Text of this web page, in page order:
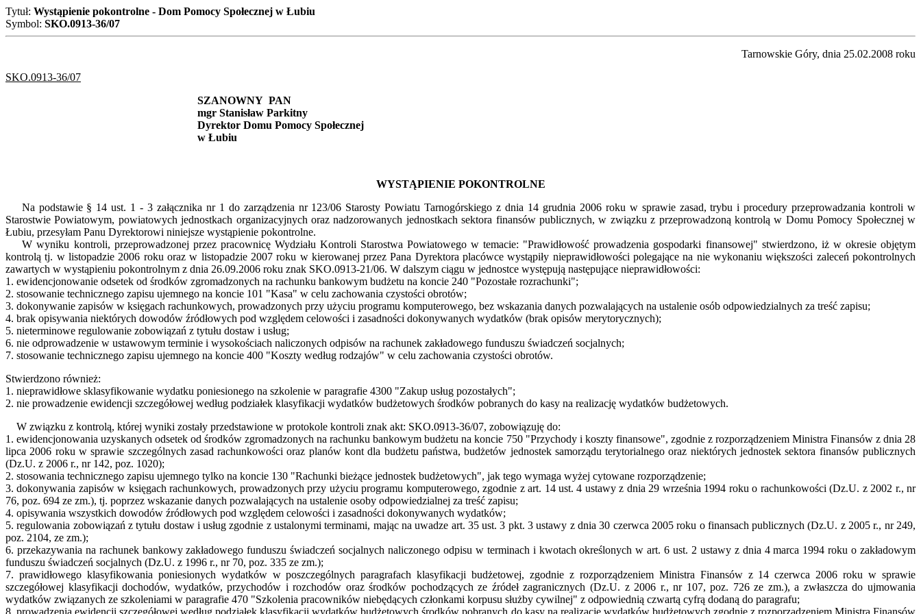
Tytuł: Wystąpienie pokontrolne - Dom Pomocy Społecznej w Łubiu
Symbol: SKO.0913-36/07
Tarnowskie Góry, dnia 25.02.2008 roku
SKO.0913-36/07
SZANOWNY PAN
mgr Stanisław Parkitny
Dyrektor Domu Pomocy Społecznej
w Łubiu
WYSTĄPIENIE POKONTROLNE
Na podstawie § 14 ust. 1 - 3 załącznika nr 1 do zarządzenia nr 123/06 Starosty Powiatu Tarnogórskiego z dnia 14 grudnia 2006 roku w sprawie zasad, trybu i procedury przeprowadzania kontroli w
Starostwie Powiatowym, powiatowych jednostkach organizacyjnych oraz nadzorowanych jednostkach sektora finansów publicznych, w związku z przeprowadzoną kontrolą w Domu Pomocy Społecznej w
Łubiu, przesyłam Panu Dyrektorowi niniejsze wystąpienie pokontrolne.
W wyniku kontroli, przeprowadzonej przez pracownicę Wydziału Kontroli Starostwa Powiatowego w temacie: "Prawidłowość prowadzenia gospodarki finansowej" stwierdzono, iż w okresie objętym
kontrolą tj. w listopadzie 2006 roku oraz w listopadzie 2007 roku w kierowanej przez Pana Dyrektora placówce wystąpiły nieprawidłowości polegające na nie wykonaniu większości zaleceń pokontrolnych
zawartych w wystąpieniu pokontrolnym z dnia 26.09.2006 roku znak SKO.0913-21/06. W dalszym ciągu w jednostce występują następujące nieprawidłowości:
1. ewidencjonowanie odsetek od środków zgromadzonych na rachunku bankowym budżetu na koncie 240 "Pozostałe rozrachunki";
2. stosowanie technicznego zapisu ujemnego na koncie 101 "Kasa" w celu zachowania czystości obrotów;
3. dokonywanie zapisów w księgach rachunkowych, prowadzonych przy użyciu programu komputerowego, bez wskazania danych pozwalających na ustalenie osób odpowiedzialnych za treść zapisu;
4. brak opisywania niektórych dowodów źródłowych pod względem celowości i zasadności dokonywanych wydatków (brak opisów merytorycznych);
5. nieterminowe regulowanie zobowiązań z tytułu dostaw i usług;
6. nie odprowadzenie w ustawowym terminie i wysokościach naliczonych odpisów na rachunek zakładowego funduszu świadczeń socjalnych;
7. stosowanie technicznego zapisu ujemnego na koncie 400 "Koszty według rodzajów" w celu zachowania czystości obrotów.
Stwierdzono również:
1. nieprawidłowe sklasyfikowanie wydatku poniesionego na szkolenie w paragrafie 4300 "Zakup usług pozostałych";
2. nie prowadzenie ewidencji szczegółowej według podziałek klasyfikacji wydatków budżetowych środków pobranych do kasy na realizację wydatków budżetowych.
W związku z kontrolą, której wyniki zostały przedstawione w protokole kontroli znak akt: SKO.0913-36/07, zobowiązuję do:
1. ewidencjonowania uzyskanych odsetek od środków zgromadzonych na rachunku bankowym budżetu na koncie 750 "Przychody i koszty finansowe", zgodnie z rozporządzeniem Ministra Finansów z dnia 28
lipca 2006 roku w sprawie szczególnych zasad rachunkowości oraz planów kont dla budżetu państwa, budżetów jednostek samorządu terytorialnego oraz niektórych jednostek sektora finansów publicznych
(Dz.U. z 2006 r., nr 142, poz. 1020);
2. stosowania technicznego zapisu ujemnego tylko na koncie 130 "Rachunki bieżące jednostek budżetowych", jak tego wymaga wyżej cytowane rozporządzenie;
3. dokonywania zapisów w księgach rachunkowych, prowadzonych przy użyciu programu komputerowego, zgodnie z art. 14 ust. 4 ustawy z dnia 29 września 1994 roku o rachunkowości (Dz.U. z 2002 r., nr
76, poz. 694 ze zm.), tj. poprzez wskazanie danych pozwalających na ustalenie osoby odpowiedzialnej za treść zapisu;
4. opisywania wszystkich dowodów źródłowych pod względem celowości i zasadności dokonywanych wydatków;
5. regulowania zobowiązań z tytułu dostaw i usług zgodnie z ustalonymi terminami, mając na uwadze art. 35 ust. 3 pkt. 3 ustawy z dnia 30 czerwca 2005 roku o finansach publicznych (Dz.U. z 2005 r., nr 249,
poz. 2104, ze zm.);
6. przekazywania na rachunek bankowy zakładowego funduszu świadczeń socjalnych naliczonego odpisu w terminach i kwotach określonych w art. 6 ust. 2 ustawy z dnia 4 marca 1994 roku o zakładowym
funduszu świadczeń socjalnych (Dz.U. z 1996 r., nr 70, poz. 335 ze zm.);
7. prawidłowego klasyfikowania poniesionych wydatków w poszczególnych paragrafach klasyfikacji budżetowej, zgodnie z rozporządzeniem Ministra Finansów z 14 czerwca 2006 roku w sprawie
szczegółowej klasyfikacji dochodów, wydatków, przychodów i rozchodów oraz środków pochodzących ze źródeł zagranicznych (Dz.U. z 2006 r., nr 107, poz. 726 ze zm.), a zwłaszcza do ujmowania
wydatków związanych ze szkoleniami w paragrafie 470 "Szkolenia pracowników niebędących członkami korpusu służby cywilnej" z odpowiednią czwartą cyfrą dodaną do paragrafu;
8. prowadzenia ewidencji szczegółowej według podziałek klasyfikacji wydatków budżetowych środków pobranych do kasy na realizację wydatków budżetowych zgodnie z rozporządzeniem Ministra Finansów